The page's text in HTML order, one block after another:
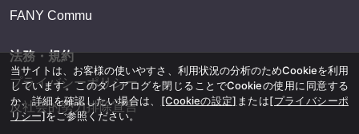
FANY Commu
法務・規約
プライバシーポリシー
反社会的勢力排除宣言
当サイトは、お客様の使いやすさ、利用状況の分析のためCookieを利用
しています。このダイアログを閉じることでCookieの使用に同意する
か、詳細を確認したい場合は、 [Cookieの設定] または[プライバシーポ
リシー]をご参照ください。